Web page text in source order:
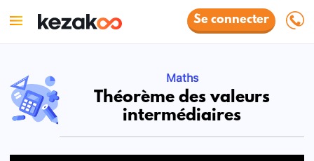
Se connecter
Maths
Théorème des valeurs
intermédiaires